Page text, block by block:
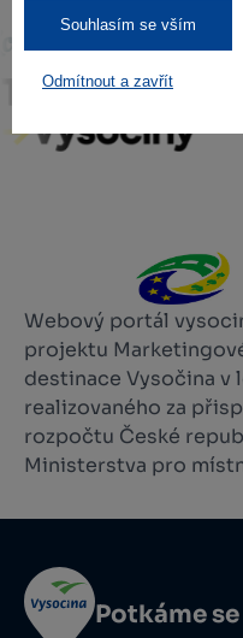
Souhlasím se vším
Odmítnout a zavřít
Webový portál
projektu
destinace Vysočina v
realizovaného za
rozpočtu České
Ministerstva pro
Potkáme